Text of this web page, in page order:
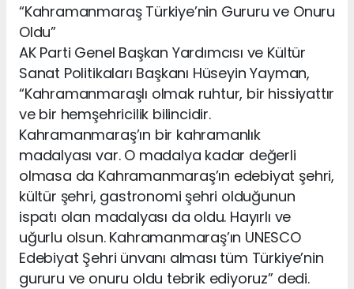
“Kahramanmaraş Türkiye’nin Gururu ve Onuru
Oldu”
AK Parti Genel Başkan Yardımcısı ve Kültür
Sanat Politikaları Başkanı Hüseyin Yayman,
“Kahramanmaraşlı olmak ruhtur, bir hissiyattır
ve bir hemşehricilik bilincidir.
Kahramanmaraş’ın bir kahramanlık
madalyası var. O madalya kadar değerli
olmasa da Kahramanmaraş’ın edebiyat şehri,
kültür şehri, gastronomi şehri olduğunun
ispatı olan madalyası da oldu. Hayırlı ve
uğurlu olsun. Kahramanmaraş’ın UNESCO
Edebiyat Şehri ünvanı alması tüm Türkiye’nin
gururu ve onuru oldu tebrik ediyoruz” dedi.